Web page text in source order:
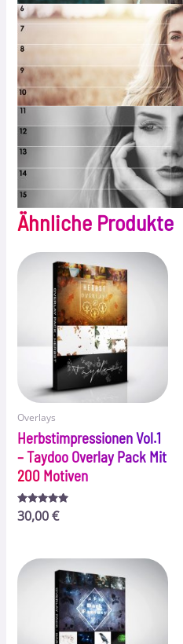
Ähnliche Produkte
Overlays
Herbstimpressionen Vol.1
– Taydoo Overlay Pack Mit
200 Motiven
Bewertet
mit
30,00€